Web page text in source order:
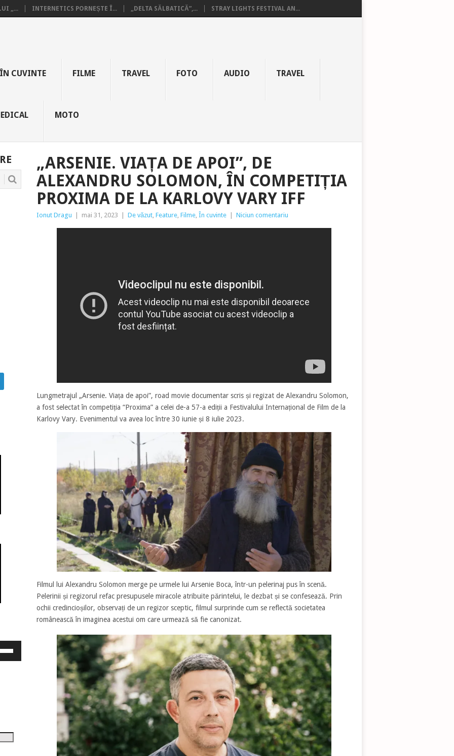
„... INTERNETICS PORNEȘTE Î... „DELTA SĂLBATICĂ”,... STRAY LIGHTS FESTIVAL AN...
ÎN CUVINTE FILME TRAVEL FOTO AUDIO TRAVEL
MOTO
„ARSENIE. VIAȚA DE APOI”, DE
ALEXANDRU SOLOMON, ÎN COMPETIȚIA
PROXIMA DE LA KARLOVY VARY IFF
Ionut Dragu mai 31, 2023 De văzut, Feature, Filme, În cuvinte Niciun comentariu
Lungmetrajul „Arsenie. Viața de apoi”, road movie documentar scris și regizat de Alexandru Solomon,
a fost selectat în competiția “Proxima” a celei de-a 57-a ediții a Festivalului Internațional de Film de la
Karlovy Vary. Evenimentul va avea loc între 30 iunie și 8 iulie 2023.
Filmul lui Alexandru Solomon merge pe urmele lui Arsenie Boca, într-un pelerinaj pus în scenă.
Pelerinii și regizorul refac presupusele miracole atribuite părintelui, le dezbat și se confesează. Prin
ochii credincioșilor, observați de un regizor sceptic, filmul surprinde cum se reflectă societatea
românească în imaginea acestui om care urmează să fie canonizat.